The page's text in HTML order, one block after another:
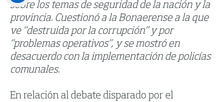
sobre los temas de seguridad de la nación y la
provincia. Cuestionó a la Bonaerense a la que
ve “destruida por la corrupción” y por
“problemas operativos”, y se mostró en
desacuerdo con la implementación de policías
comunales.
En relación al debate disparado por el
LinkedIn